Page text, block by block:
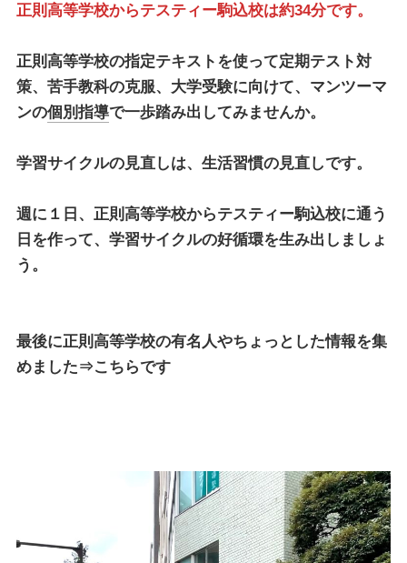
正則高等学校からテスティー駒込校は約34分です。
正則高等学校の指定テキストを使って定期テスト対
策、苦手教科の克服、大学受験に向けて、マンツーマ
ンの個別指導で一歩踏み出してみませんか。
学習サイクルの見直しは、生活習慣の見直しです。
週に１日、正則高等学校からテスティー駒込校に通う
日を作って、学習サイクルの好循環を生み出しましょ
う。
最後に正則高等学校の有名人やちょっとした情報を集
めました⇒こちらです